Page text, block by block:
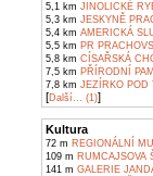
5,1 km JINOLICKÉ
5,3 km JESKYNĚ
5,4 km AMERICKÁ
5,5 km PR
5,8 km CÍSAŘSKÁ
7,5 km PŘÍRODNÍ
7,8 km JEZÍRKO POD
[Další... (1)]
Kultura
72 m REGIONÁLNÍ
109 m RUMCAJSOVA
141 m GALERIE